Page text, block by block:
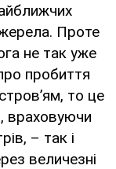
Проте
не так уже
пробиття
то це
враховуючи
– так і
величезні